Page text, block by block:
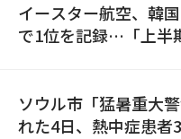
イースター航空、韓
で1位を記録…「上半
ソウル市「猛暑重大
れた4日、熱中症患者